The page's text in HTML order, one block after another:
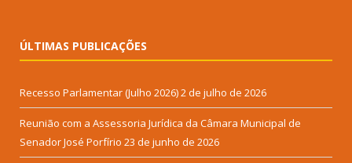
ÚLTIMAS PUBLICAÇÕES
Recesso Parlamentar (Julho 2026)2 de julho de 2026
Reunião com a Assessoria Jurídica da Câmara Municipal de
Senador José Porfírio 23 de junho de 2026